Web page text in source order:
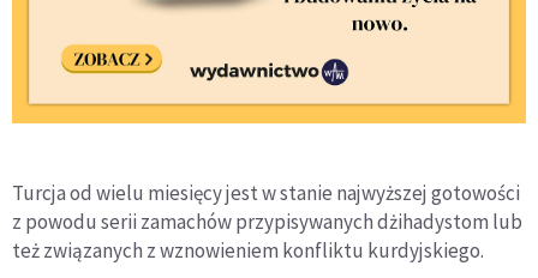
Turcja od wielu miesięcy jest w stanie najwyższej gotowości
z powodu serii zamachów przypisywanych dżihadystom lub
też związanych z wznowieniem konfliktu kurdyjskiego.